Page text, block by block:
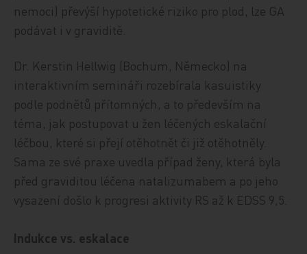
nemoci) převýší hypotetické riziko pro plod, lze GA
podávat i v graviditě.
Dr. Kerstin Hellwig (Bochum, Německo) na
interaktivním semináři rozebírala kasuistiky
podle podnětů přítomných, a to především na
téma, jak postupovat u žen léčených eskalační
léčbou, které si přejí otěhotnět či již otěhotněly.
Sama ze své praxe uvedla případ ženy, která byla
před graviditou léčena natalizumabem a po jeho
vysazení došlo k progresi aktivity RS až k EDSS 9,5.
Indukce vs. eskalace